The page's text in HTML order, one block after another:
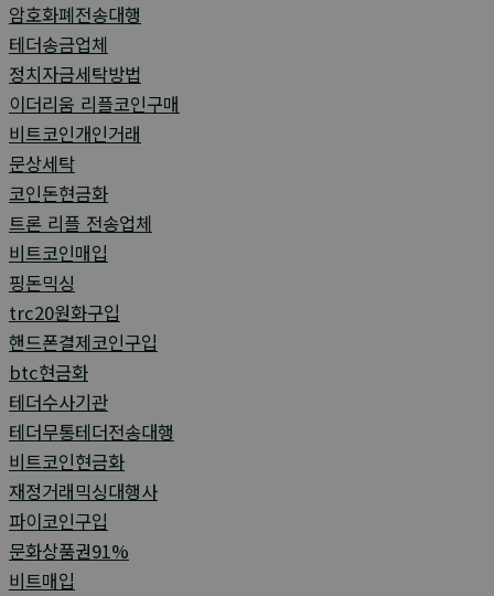
암호화폐전송대행
테더송금업체
정치자금세탁방법
이더리움 리플코인구매
비트코인개인거래
문상세탁
코인돈현금화
트론 리플 전송업체
비트코인매입
핑돈믹싱
trc20원화구입
핸드폰결제코인구입
btc현금화
테더수사기관
테더무통테더전송대행
비트코인현금화
재정거래믹싱대행사
파이코인구입
문화상품권91%
비트매입